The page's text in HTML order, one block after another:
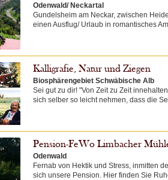
Odenwald/ Neckartal
Gundelsheim am Neckar, zwischen
einen Ausflug/ Urlaub in romantisches
Kalligrafie, Natur und Ziegen
Biosphärengebiet Schwäbische Alb
Sei gut zu dir! "Von Zeit zu Zeit
sich selber so leicht nehmen, dass die
Pension-FeWo Limbacher
Odenwald
Fernab von Hektik und Stress, inmitten
sich unsere Pension. Hier finden Sie